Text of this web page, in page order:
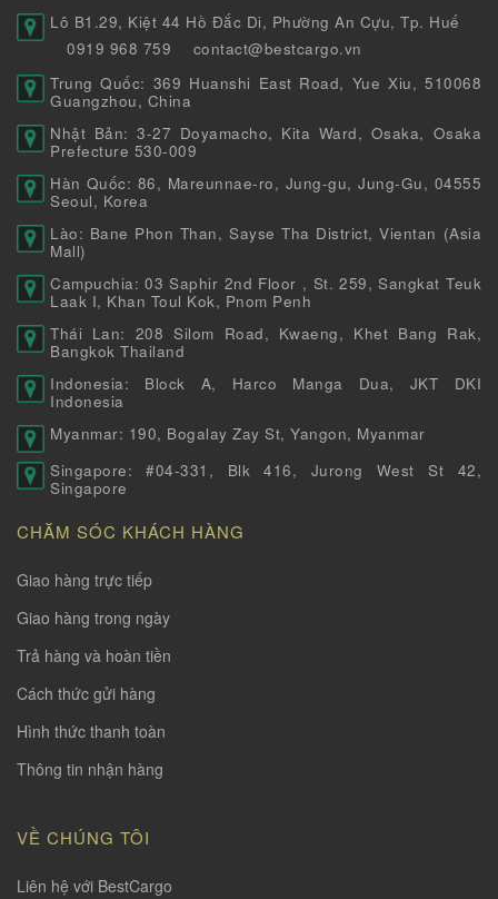
Lô B1.29, Kiệt 44 Hồ Đắc Di, Phường An Cựu, Tp. Huế
0919 968 759
contact@bestcargo.vn
Trung Quốc: 369 Huanshi East Road, Yue Xiu, 510068
Guangzhou, China
Nhật Bản: 3-27 Doyamacho, Kita Ward, Osaka, Osaka
Prefecture 530-009
Hàn Quốc: 86, Mareunnae-ro, Jung-gu, Jung-Gu, 04555
Seoul, Korea
Lào: Bane Phon Than, Sayse Tha District, Vientan (Asia
Mall)
Campuchia: 03 Saphir 2nd Floor , St. 259, Sangkat Teuk
Laak I, Khan Toul Kok, Pnom Penh
Thái Lan: 208 Silom Road, Kwaeng, Khet Bang Rak,
Bangkok Thailand
Indonesia: Block A, Harco Manga Dua, JKT DKI
Indonesia
Myanmar: 190, Bogalay Zay St, Yangon, Myanmar
Singapore: #04-331, Blk 416, Jurong West St 42,
Singapore
CHĂM SÓC KHÁCH HÀNG
Giao hàng trực tiếp
Giao hàng trong ngày
Trả hàng và hoàn tiền
Cách thức gửi hàng
Hình thức thanh toàn
Thông tin nhận hàng
VỀ CHÚNG TÔI
Liên hệ với BestCargo